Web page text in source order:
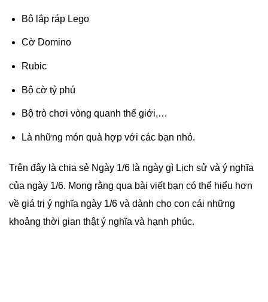
Bộ lắp ráp Lego
Cờ Domino
Rubic
Bộ cờ tỷ phú
Bộ trò chơi vòng quanh thế giới,…
Là những món quà hợp với các bạn nhỏ.
Trên đây là chia sẻ Ngày 1/6 là ngày gì Lịch sử và ý nghĩa
của ngày 1/6. Mong rằng qua bài viết bạn có thể hiểu hơn
về giá trị ý nghĩa ngày 1/6 và dành cho con cái những
khoảng thời gian thật ý nghĩa và hạnh phúc.